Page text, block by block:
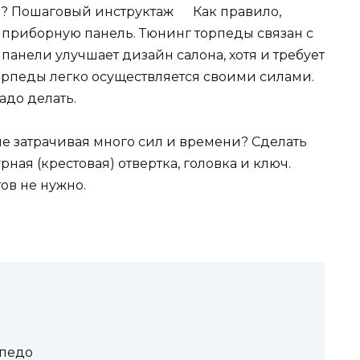
Как правило,
панель. Тюнинг торпеды связан с
улучшает дизайн салона, хотя и требует
легко осуществляется своими силами.
делать.
затрачивая много сил и времени? Сделать
(крестовая) отвертка, головка и ключ.
не нужно.